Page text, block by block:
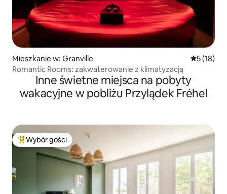
Mieszkanie w: Granville Średnia
5 (18)
Romantic Rooms: zakwaterowanie z klimatyzacją
Inne świetne miejsca na pobyty
wakacyjne w pobliżu Przylądek Fréhel
Najpopularniejsze z kategorii Wybór gości
Wybór gości